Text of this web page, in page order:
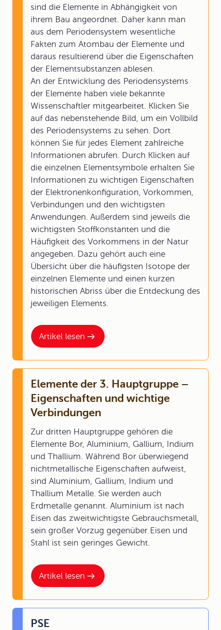
Artikel lesen
sind die Elemente in Abhängigkeit von
ihrem Bau angeordnet. Daher kann man
aus dem Periodensystem wesentliche
Fakten zum Atombau der Elemente und
daraus resultierend über die Eigenschaften
der Elementsubstanzen ablesen.
An der Entwicklung des Periodensystems
der Elemente haben viele bekannte
Wissenschaftler mitgearbeitet. Klicken Sie
auf das nebenstehende Bild, um ein Vollbild
des Periodensystems zu sehen. Dort
können Sie für jedes Element zahlreiche
Informationen abrufen. Durch Klicken auf
die einzelnen Elementsymbole erhalten Sie
Informationen zu wichtigen Eigenschaften
der Elektronenkonfiguration, Vorkommen,
Verbindungen und den wichtigsten
Anwendungen. Außerdem sind jeweils die
wichtigsten Stoffkonstanten und die
Häufigkeit des Vorkommens in der Natur
angegeben. Dazu gehört auch eine
Übersicht über die häufigsten Isotope der
einzelnen Elemente und einen kurzen
historischen Abriss über die Entdeckung des
jeweiligen Elements.
Artikel lesen
Elemente der 3. Hauptgruppe –
Eigenschaften und wichtige
Verbindungen
Zur dritten Hauptgruppe gehören die
Elemente Bor, Aluminium, Gallium, Indium
und Thallium. Während Bor überwiegend
nichtmetallische Eigenschaften aufweist,
sind Aluminium, Gallium, Indium und
Thallium Metalle. Sie werden auch
Erdmetalle genannt. Aluminium ist nach
Eisen das zweitwichtigste Gebrauchsmetall,
sein großer Vorzug gegenüber Eisen und
Stahl ist sein geringes Gewicht.
PSE